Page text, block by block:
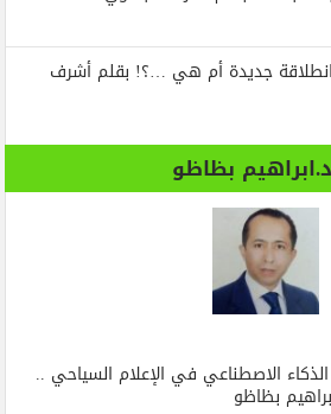
انطلاقة جديدة أم هي …؟! بقلم أشرف
بظاظو
الاصطناعي في الإعلام السياحي ..
بظاظو